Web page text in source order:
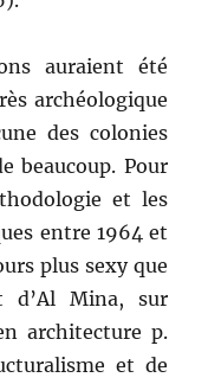
auraient été
archéologique
des colonies
beaucoup. Pour
et les
entre 1964 et
plus sexy que
d’Al Mina, sur
architecture p.
et de